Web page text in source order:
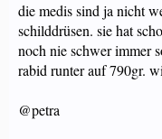
die medis sind ja nicht
schilddrüsen. sie hat
noch nie schwer immer
rabid runter auf 790gr.
@petra